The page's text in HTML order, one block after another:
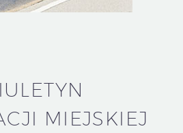
MIEJSKIEJ